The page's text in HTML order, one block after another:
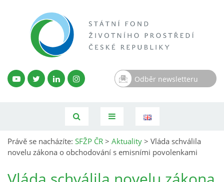
Odběr newsletteru
Právě se nacházíte: SFŽP ČR > Aktuality > Vláda schválila
novelu zákona o obchodování s emisními povolenkami